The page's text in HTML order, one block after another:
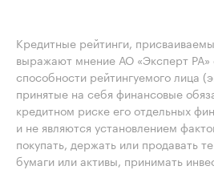
Кредитные рейтинги,
выражают мнение АО «Эксперт РА»
способности рейтингуемого лица
принятые на себя финансовые
кредитном риске его отдельных
и не являются установлением
покупать, держать или продавать
бумаги или активы, принимать